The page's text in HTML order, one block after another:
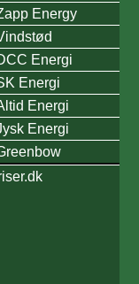
Energy
Energi
Energi
Energi
Energi